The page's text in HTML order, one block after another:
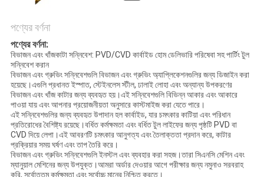
পণ্যের বর্ণনা
পণ্যের বর্ণনা:
বিভাজন এবং খাঁজকাটা সন্নিবেশ: PVD/CVD কার্বাইড হোম ডেলিভারি পরিষেবা সহ পার্টিং টুল
সন্নিবেশ করান
বিভাজন এবং গ্রুভিং সন্নিবেশগুলি বিভাজন এবং গ্রুভিং অ্যাপ্লিকেশনগুলির জন্য ডিজাইন করা
হয়েছে।এগুলি প্রধানত ইস্পাত, স্টেইনলেস স্টীল, ঢালাই লোহা এবং অন্যান্য উপকরণের
বিভাজন এবং খাঁজ কাটার জন্য ব্যবহৃত হয়।এই সন্নিবেশগুলি বিভিন্ন আকার এবং আকারে
পাওয়া যায় এবং আপনার প্রয়োজনীয়তা অনুসারে কাস্টমাইজ করা যেতে পারে।
এই সন্নিবেশগুলির জন্য ব্যবহৃত উপাদান হল কার্বাইড, যার চমৎকার কাটিয়া এবং পরিধান
প্রতিরোধের বৈশিষ্ট্য রয়েছে।বর্ধিত কর্মক্ষমতা এবং বর্ধিত টুল লাইফের জন্য পৃষ্ঠটি PVD বা
CVD দিয়ে লেপা।এই আবরণটি চমৎকার আনুগত্য এবং তৈলাক্ততা প্রদান করে, কাটার
প্রক্রিয়ার সময় ঘর্ষণ এবং তাপ তৈরি করে।
বিভাজন এবং গ্রুভিং সন্নিবেশগুলি ইনস্টল এবং ব্যবহার করা সহজ।তারা সিএনসি মেশিন এবং
ম্যানুয়াল মেশিনের জন্য উপযুক্ত।আমরা অর্ডার দেওয়ার আগে পরীক্ষার জন্য নমুনাও সরবরাহ
করি, সর্বোত্তম কর্মক্ষমতা এবং সর্বোচ্চ মানের নিশ্চিত করতে।